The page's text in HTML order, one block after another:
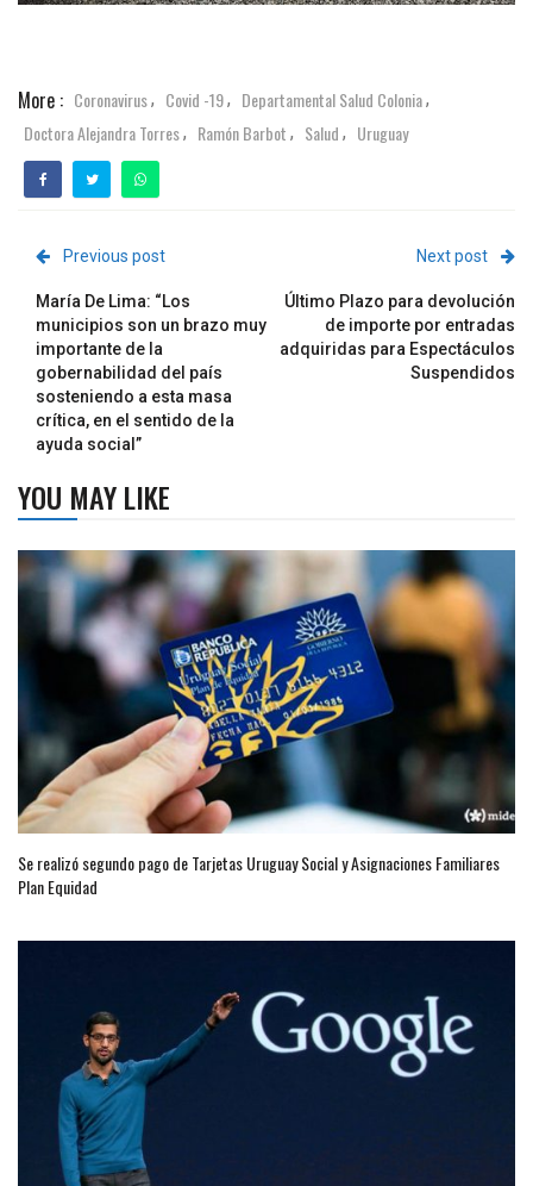
More : Coronavirus, Covid -19, Departamental Salud Colonia,
Doctora Alejandra Torres, Ramón Barbot , Salud , Uruguay
Previous post
María De Lima: “Los
municipios son un brazo muy
importante de la
gobernabilidad del país
sosteniendo a esta masa
crítica, en el sentido de la
ayuda social”
Next post
Último Plazo para devolución
de importe por entradas
adquiridas para Espectáculos
Suspendidos
YOU MAY LIKE
Se realizó segundo pago de Tarjetas Uruguay Social y Asignaciones Familiares
Plan Equidad